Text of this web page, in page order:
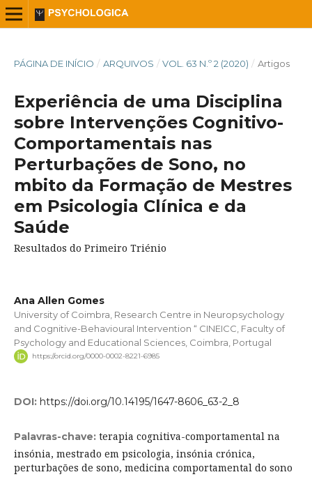
PÁGINA DE INÍCIO / ARQUIVOS / VOL. 63 N.º 2 (2020) / Artigos
Experiência de uma Disciplina
sobre Intervenções Cognitivo-
Comportamentais nas
Perturbações de Sono, no
mbito da Formação de Mestres
em Psicologia Clínica e da
Saúde
Resultados do Primeiro Triénio
Ana Allen Gomes
University of Coimbra, Research Centre in Neuropsychology
and Cognitive-Behavioural Intervention “ CINEICC, Faculty of
Psychology and Educational Sciences, Coimbra, Portugal
https://orcid.org/0000-0002-8221-6985
DOI: https://doi.org/10.14195/1647-8606_63-2_8
Palavras-chave: terapia cognitiva-comportamental na
insónia, mestrado em psicologia, insónia crónica,
perturbações de sono, medicina comportamental do sono